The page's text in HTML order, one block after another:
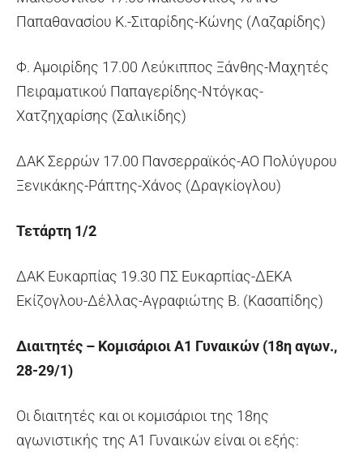
Παπαθανασίου Κ.-Σιταρίδης-Κώνης (Λαζαρίδης)
Φ. Αμοιρίδης 17.00 Λεύκιππος Ξάνθης-Μαχητές
Πειραματικού Παπαγερίδης-Ντόγκας-
Χατζηχαρίσης (Σαλικίδης)
ΔΑΚ Σερρών 17.00 Πανσερραϊκός-ΑΟ Πολύγυρου
Ξενικάκης-Ράπτης-Χάνος (Δραγκίογλου)
Τετάρτη 1/2
ΔΑΚ Ευκαρπίας 19.30 ΠΣ Ευκαρπίας-ΔΕΚΑ
Εκίζογλου-Δέλλας-Αγραφιώτης Β. (Κασαπίδης)
Διαιτητές – Κομισάριοι Α1 Γυναικών (18η αγων.,
28-29/1)
Οι διαιτητές και οι κομισάριοι της 18ης
αγωνιστικής της Α1 Γυναικών είναι οι εξής: